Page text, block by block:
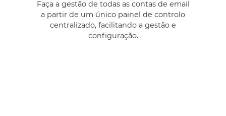
Faça a gestão de todas as contas de email
a partir de um único painel de controlo
centralizado, facilitando a gestão e
configuração.